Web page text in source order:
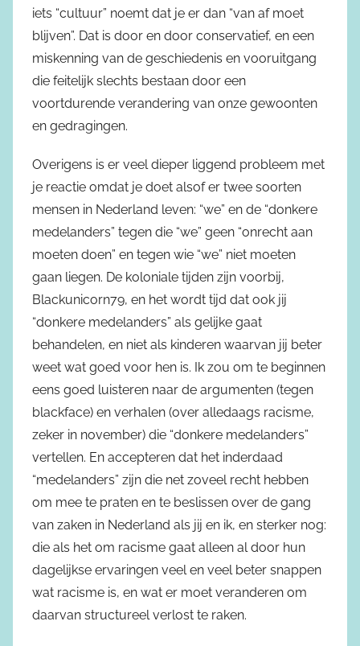
iets “cultuur” noemt dat je er dan “van af moet
blijven”. Dat is door en door conservatief, en een
miskenning van de geschiedenis en vooruitgang
die feitelijk slechts bestaan door een
voortdurende verandering van onze gewoonten
en gedragingen.
Overigens is er veel dieper liggend probleem met
je reactie omdat je doet alsof er twee soorten
mensen in Nederland leven: “we” en de “donkere
medelanders” tegen die “we” geen “onrecht aan
moeten doen” en tegen wie “we” niet moeten
gaan liegen. De koloniale tijden zijn voorbij,
Blackunicorn79, en het wordt tijd dat ook jij
“donkere medelanders” als gelijke gaat
behandelen, en niet als kinderen waarvan jij beter
weet wat goed voor hen is. Ik zou om te beginnen
eens goed luisteren naar de argumenten (tegen
blackface) en verhalen (over alledaags racisme,
zeker in november) die “donkere medelanders”
vertellen. En accepteren dat het inderdaad
“medelanders” zijn die net zoveel recht hebben
om mee te praten en te beslissen over de gang
van zaken in Nederland als jij en ik, en sterker nog:
die als het om racisme gaat alleen al door hun
dagelijkse ervaringen veel en veel beter snappen
wat racisme is, en wat er moet veranderen om
daarvan structureel verlost te raken.